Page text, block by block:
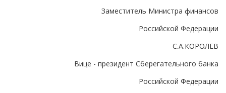
Заместитель Министра финансов
Российской Федерации
С.А.КОРОЛЕВ
Вице - президент Сберегательного банка
Российской Федерации